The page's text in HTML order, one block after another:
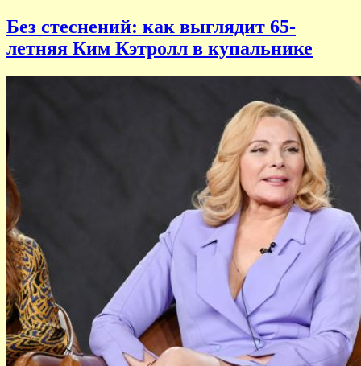
Без стеснений: как выглядит 65-
летняя Ким Кэтролл в купальнике